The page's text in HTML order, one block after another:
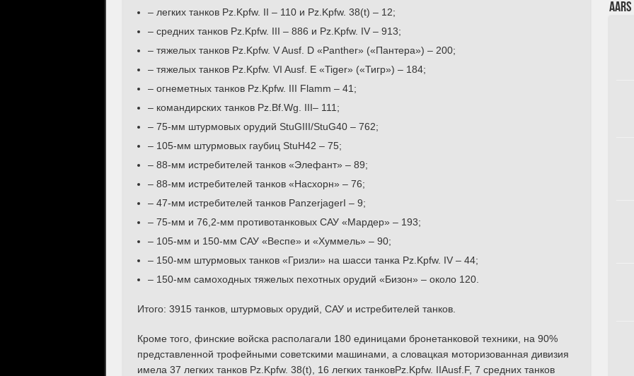
– легких танков Pz.Kpfw. II – 110 и Pz.Kpfw. 38(t) – 12;
– средних танков Pz.Kpfw. III – 886 и Pz.Kpfw. IV – 913;
– тяжелых танков Pz.Kpfw. V Ausf. D «Panther» («Пантера») – 200;
– тяжелых танков Pz.Kpfw. VI Ausf. E «Tiger» («Тигр») – 184;
– огнеметных танков Pz.Kpfw. III Flamm – 41;
– командирских танков Pz.Bf.Wg. III– 111;
– 75-мм штурмовых орудий StuGIII/StuG40 – 762;
– 105-мм штурмовых гаубиц StuH42 – 75;
– 88-мм истребителей танков «Элефант» – 89;
– 88-мм истребителей танков «Насхорн» – 76;
– 47-мм истребителей танков PanzerjagerI – 9;
– 75-мм и 76,2-мм противотанковых САУ «Мардер» – 193;
– 105-мм и 150-мм САУ «Веспе» и «Хуммель» – 90;
– 150-мм штурмовых танков «Гризли» на шасси танка Pz.Kpfw. IV – 44;
– 150-мм самоходных тяжелых пехотных орудий «Бизон» – около 120.
Итого: 3915 танков, штурмовых орудий, САУ и истребителей танков.
Кроме того, финские войска располагали 180 единицами бронетанковой техники, на 90%
представленной трофейными советскими машинами, а словацкая моторизованная дивизия
имела 37 легких танков Pz.Kpfw. 38(t), 16 легких танковPz.Kpfw. IIAusf.F, 7 средних танков
AARs